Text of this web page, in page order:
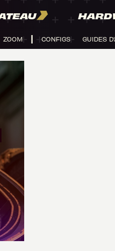
ZOOM CONFIGS GUIDES